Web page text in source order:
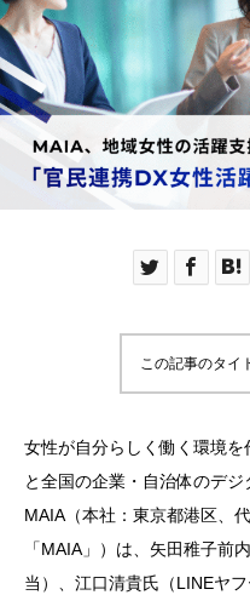
この記事のタイ
女性が自分らしく働く環境
と全国の企業・自治体のデ
MAIA（本社：東京都港区、
「MAIA」）は、矢田稚子前
当）、江口清貴氏（LINEヤ